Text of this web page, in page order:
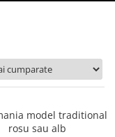
model traditional
rosu sau alb